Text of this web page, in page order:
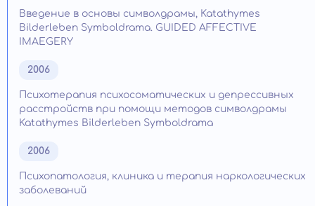
Введение в основы символдрамы, Katathymes
Bilderleben Symboldrama. GUIDED AFFECTIVE
IMAEGЕRY
2006
Психотерапия психосоматических и депрессивных
расстройств при помощи методов символдрамы
Katathymes Bilderleben Symboldrama
2006
Психопатология, клиника и терапия наркологических
заболеваний